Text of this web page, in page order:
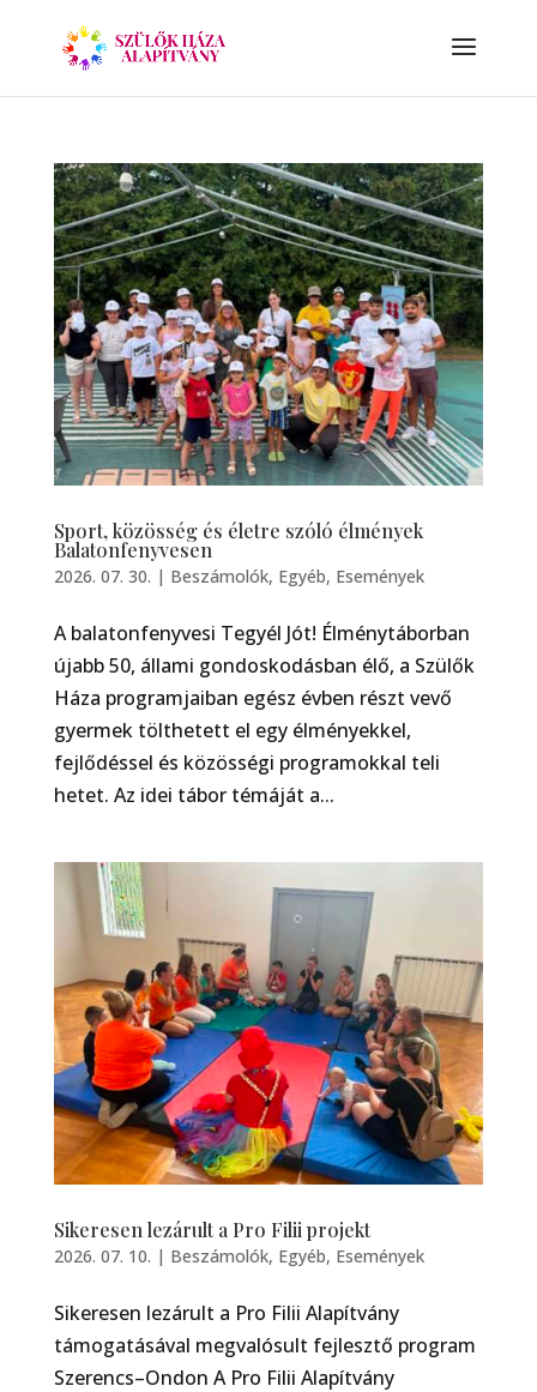
Sport, közösség és életre szóló élmények
Balatonfenyvesen
2026. 07. 30. | Beszámolók, Egyéb, Események
A balatonfenyvesi Tegyél Jót! Élménytáborban
újabb 50, állami gondoskodásban élő, a Szülők
Háza programjaiban egész évben részt vevő
gyermek tölthetett el egy élményekkel,
fejlődéssel és közösségi programokkal teli
hetet. Az idei tábor témáját a...
Sikeresen lezárult a Pro Filii projekt
2026. 07. 10. | Beszámolók, Egyéb, Események
Sikeresen lezárult a Pro Filii Alapítvány
támogatásával megvalósult fejlesztő program
Szerencs–Ondon A Pro Filii Alapítvány